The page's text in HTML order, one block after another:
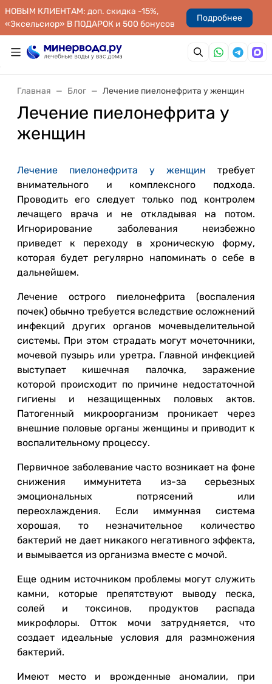
НОВЫМ КЛИЕНТАМ: доп. скидка -15%,
«Эксельсиор» В ПОДАРОК и 500 бонусов
Подробнее
Главная Блог Лечение пиелонефрита у женщин
Лечение пиелонефрита у
женщин
Лечение пиелонефрита у женщин требует
внимательного и комплексного подхода.
Проводить его следует только под контролем
лечащего врача и не откладывая на потом.
Игнорирование заболевания неизбежно
приведет к переходу в хроническую форму,
которая будет регулярно напоминать о себе в
дальнейшем.
Лечение острого пиелонефрита (воспаления
почек) обычно требуется вследствие осложнений
инфекций других органов мочевыделительной
системы. При этом страдать могут мочеточники,
мочевой пузырь или уретра. Главной инфекцией
выступает кишечная палочка, заражение
которой происходит по причине недостаточной
гигиены и незащищенных половых актов.
Патогенный микроорганизм проникает через
внешние половые органы женщины и приводит к
воспалительному процессу.
Первичное заболевание часто возникает на фоне
снижения иммунитета из-за серьезных
эмоциональных потрясений или
переохлаждения. Если иммунная система
хорошая, то незначительное количество
бактерий не дает никакого негативного эффекта,
и вымывается из организма вместе с мочой.
Еще одним источником проблемы могут служить
камни, которые препятствуют выводу песка,
солей и токсинов, продуктов распада
микрофлоры. Отток мочи затрудняется, что
создает идеальные условия для размножения
бактерий.
Имеют место и врожденные аномалии, при